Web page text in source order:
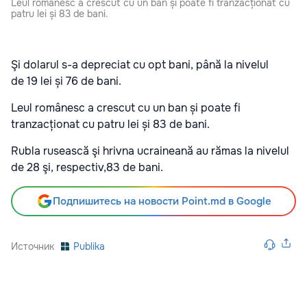
Leul românesc a crescut cu un ban și poate fi tranzacționat cu
patru lei și 83 de bani.
Şi dolarul s-a depreciat cu opt bani, până la nivelul
de 19 lei și 76 de bani.
Leul românesc a crescut cu un ban și poate fi
tranzacționat cu patru lei și 83 de bani.
Rubla rusească şi hrivna ucraineană au rămas la nivelul
de 28 şi, respectiv,83 de bani.
Подпишитесь на новости Point.md в Google
Источник Publika